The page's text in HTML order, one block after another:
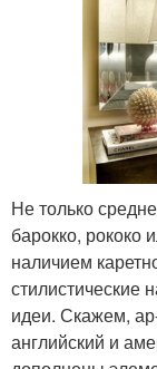
Не только
барокко, рококо
наличием
стилистические
идеи. Скажем,
английский и